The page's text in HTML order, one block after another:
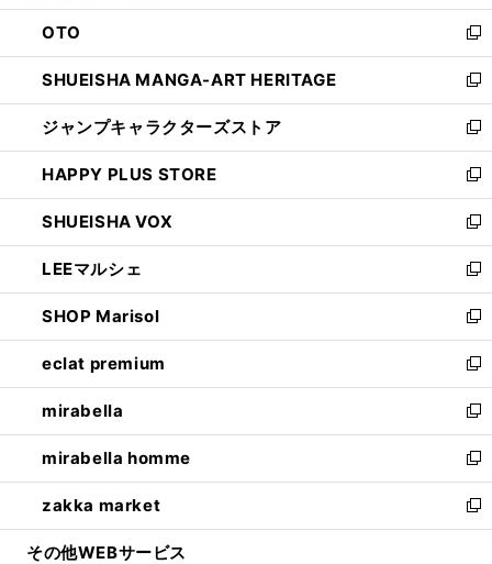
ウ
で
開
く
ン
ド
ウ
で
開
く
OTO
新
し
い
ウ
ィ
ン
ド
ウ
で
開
く
SHUEISHA MANGA-ART HERITAGE
新
し
い
ウ
ィ
ン
ド
ウ
で
開
く
ジャンプキャラクターズストア
新
し
い
ウ
ィ
ン
ド
ウ
で
開
く
HAPPY PLUS STORE
新
し
い
ウ
ィ
ン
ド
ウ
で
開
く
SHUEISHA VOX
新
し
い
ウ
ィ
ン
ド
ウ
で
開
く
LEEマルシェ
新
し
い
ウ
ィ
ン
ド
ウ
で
開
く
SHOP Marisol
新
し
い
ウ
ィ
ン
ド
ウ
で
開
eclat premium
新
し
い
ウ
ィ
ン
ド
ウ
mirabella
新
し
い
ウ
ィ
ン
mirabella homme
新
し
い
ウ
zakka market
新
し
その他WEBサービス